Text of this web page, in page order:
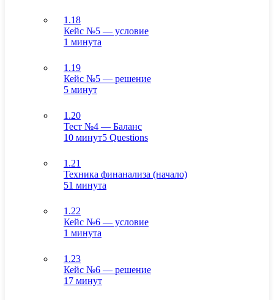
1.18
Кейс №5 — условие
1 минута
1.19
Кейс №5 — решение
5 минут
1.20
Тест №4 — Баланс
10 минут5 Questions
1.21
Техника финанализа (начало)
51 минута
1.22
Кейс №6 — условие
1 минута
1.23
Кейс №6 — решение
17 минут